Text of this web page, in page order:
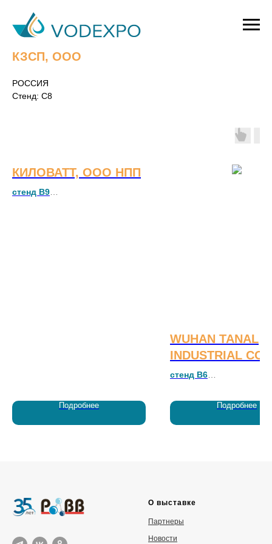
КЗСП, ООО
РОССИЯ
Стенд: C8
КИЛОВАТТ, ООО НПП
стенд B9
Подробнее
WUHAN TANAL
INDUSTRIAL
стенд B6
Эффективные и
технологические
улучшения качества
Подробнее
О выставке
Партнеры
Новости